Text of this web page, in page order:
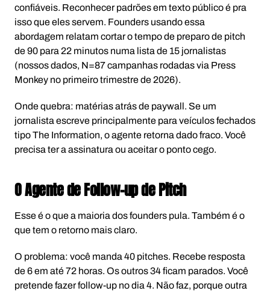
confiáveis. Reconhecer padrões em texto público é pra
isso que eles servem. Founders usando essa
abordagem relatam cortar o tempo de preparo de pitch
de 90 para 22 minutos numa lista de 15 jornalistas
(nossos dados, N=87 campanhas rodadas via Press
Monkey no primeiro trimestre de 2026).
Onde quebra: matérias atrás de paywall. Se um
jornalista escreve principalmente para veículos fechados
tipo The Information, o agente retorna dado fraco. Você
precisa ter a assinatura ou aceitar o ponto cego.
O Agente de Follow-up de Pitch
Esse é o que a maioria dos founders pula. Também é o
que tem o retorno mais claro.
O problema: você manda 40 pitches. Recebe resposta
de 6 em até 72 horas. Os outros 34 ficam parados. Você
pretende fazer follow-up no dia 4. Não faz, porque outra